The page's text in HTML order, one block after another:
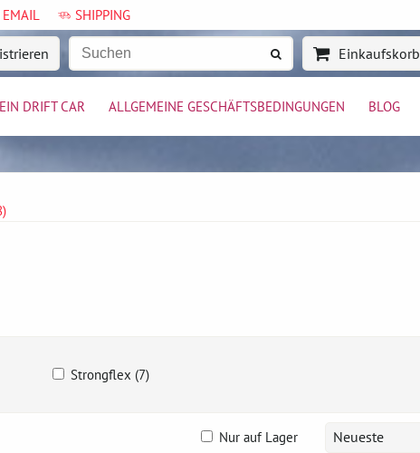
EMAIL SHIPPING
Einkaufskorb
DRIFT CAR ALLGEMEINE GESCHÄFTSBEDINGUNGEN BLOG
Strongflex (7)
Neueste
Nur auf Lager